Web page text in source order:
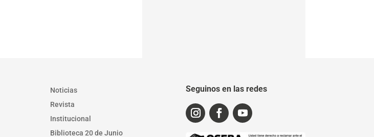
Noticias
Revista
Institucional
Biblioteca 20 de Junio
Seguinos en las redes